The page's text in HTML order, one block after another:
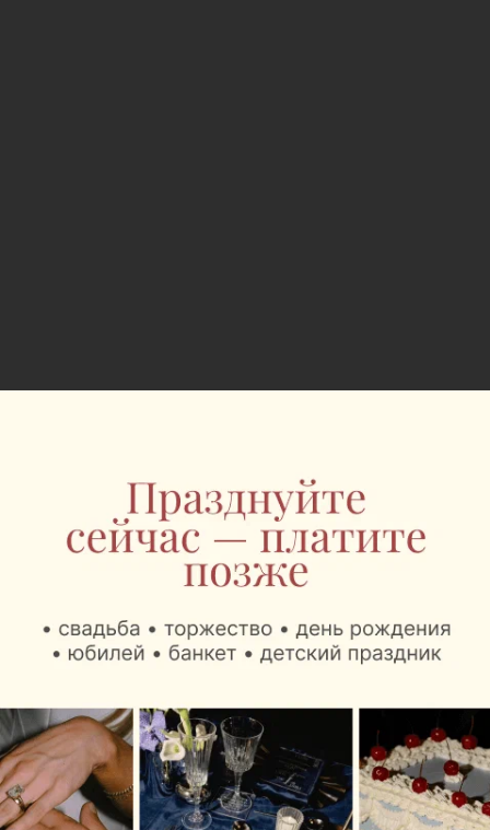
К слову, шведская сеть — активный борец за права
магазинах баннеры с призывом брать животных из
приютов.